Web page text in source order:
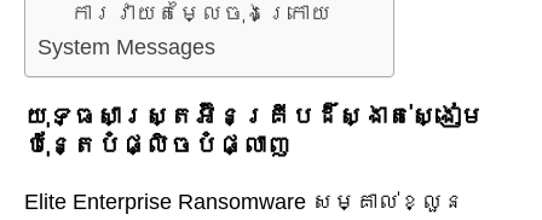
ការវាយតម្លៃចុងក្រោយ
System Messages
យុទ្ធសាស្ត្រអ៊ិនគ្រីបដ៏ស្ងាត់ស្ងៀម
ប៉ុន្តែបំផ្លិចបំផ្លាញ
Elite Enterprise Ransomware សម្គាល់ខ្លួន